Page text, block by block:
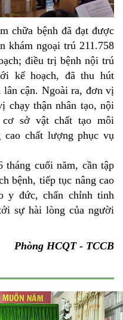
chữa bệnh đã đạt được
khám ngoại trú 211.758
điều trị bệnh nội trú
kế hoạch, đã thu hút
lân cận. Ngoài ra, đơn vị
chạy thận nhân tạo, nội
sở vật chất tạo môi
cao chất lượng phục vụ
cuối năm, cần tập
bệnh, tiếp tục nâng cao
y đức, chấn chỉnh tinh
sự hài lòng của người
Phòng HCQT - TCCB